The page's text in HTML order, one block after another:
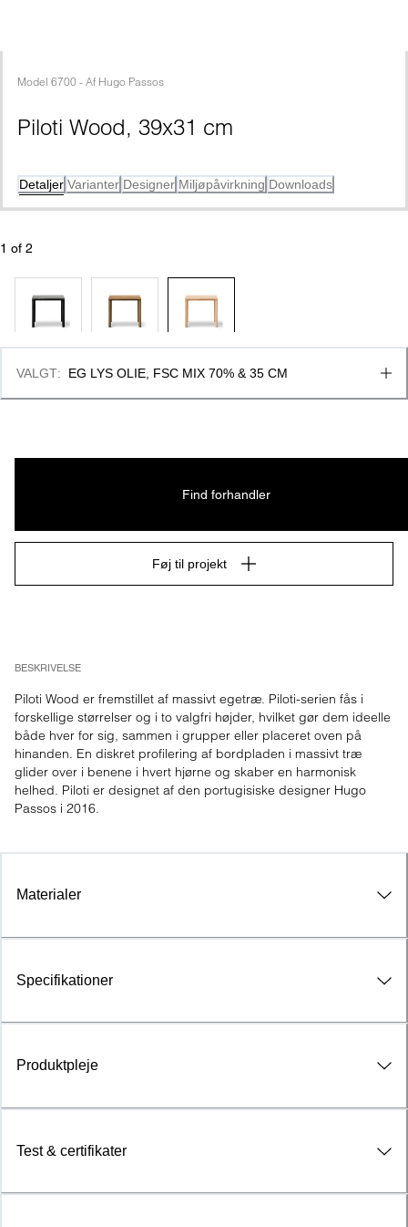
Model 6700 - Af Hugo Passos
Piloti Wood, 39x31 cm
Detaljer Varianter Designer Miljøpåvirkning Downloads
1 of 2
BESKRIVELSE
Piloti Wood er fremstillet af massivt egetræ. Piloti-serien fås i
forskellige størrelser og i to valgfri højder, hvilket gør dem ideelle
både hver for sig, sammen i grupper eller placeret oven på
hinanden. En diskret profilering af bordpladen i massivt træ
glider over i benene i hvert hjørne og skaber en harmonisk
helhed. Piloti er designet af den portugisiske designer Hugo
Passos i 2016.
VALGT: EG LYS OLIE, FSC MIX 70% & 35 CM
Find forhandler
Føj til projekt
Materialer
Specifikationer
Produktpleje
Test & certifikater